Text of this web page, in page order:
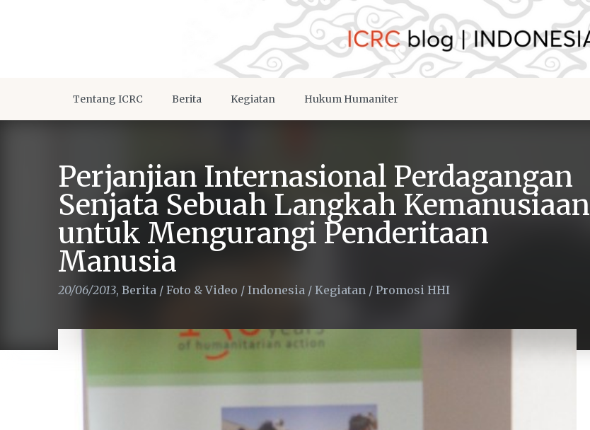
Tentang ICRC Berita Kegiatan Hukum Humaniter
Perjanjian Internasional Perdagangan
Senjata Sebuah Langkah Kemanusiaan
untuk Mengurangi Penderitaan
Manusia
20/06/2013, Berita / Foto & Video / Indonesia / Kegiatan / Promosi HHI